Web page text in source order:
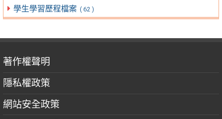
學生學習歷程檔案 ( 62 )
著作權聲明
隱私權政策
網站安全政策